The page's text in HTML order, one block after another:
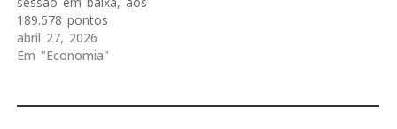
189.578 pontos
abril 27, 2026
Em "Economia"